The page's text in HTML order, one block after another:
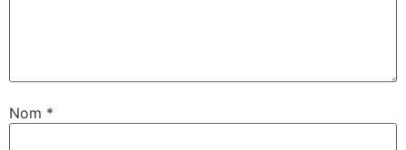
Nom *